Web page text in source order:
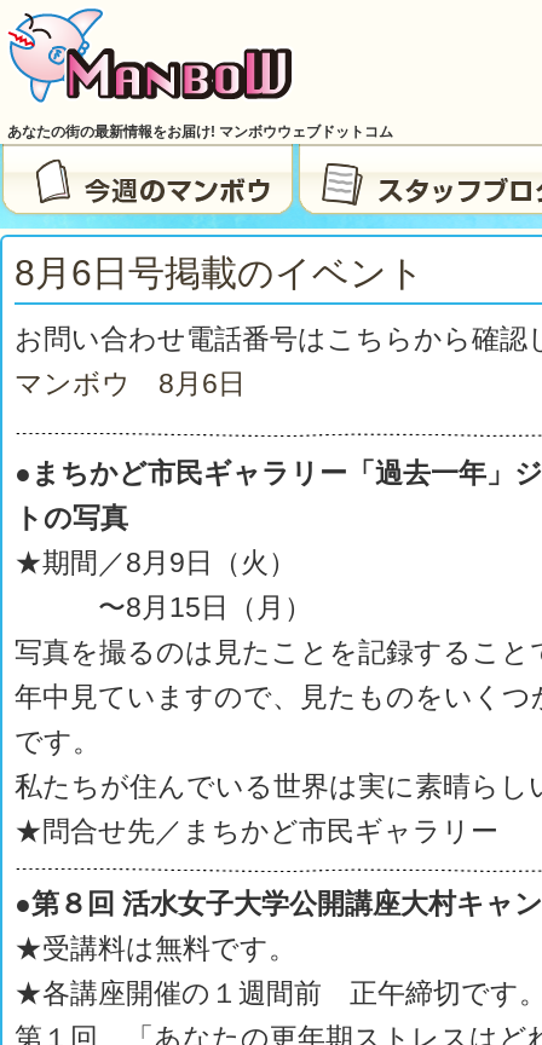
あなたの街の最新情報をお届け! マンボウウェブドットコム
8月6日号掲載のイベント
お問い合わせ電話番号はこちらから確
マンボウ 8月6日
●まちかど市民ギャラリー「過去一年」
トの写真
★期間／8月9日（火）
〜8月15日（月）
写真を撮るのは見たことを記録すること
年中見ていますので、見たものをいく
です。
私たちが住んでいる世界は実に素晴らし
★問合せ先／まちかど市民ギャラリー
●第８回 活水女子大学公開講座大村キャ
★受講料は無料です。
★各講座開催の１週間前 正午締切です
第１回 「あなたの更年期ストレスはど